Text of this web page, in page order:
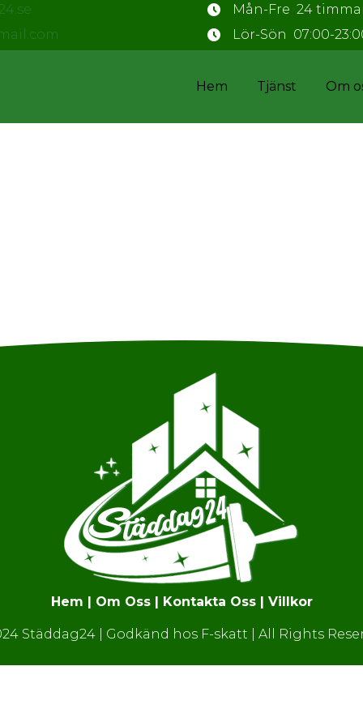
Mån-Fre 24
Lör-Sön 07:00-
Hem Tjänst Om
Hem | Om Oss| Kontakta Oss| Villkor
Städdag24 | Godkänd hos F-skatt | All Rights